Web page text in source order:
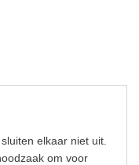
elkaar niet uit.
om voor